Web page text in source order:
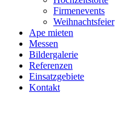
Firmenevents
Weihnachtsfeier
Ape mieten
Messen
Bildergalerie
Referenzen
Einsatzgebiete
Kontakt